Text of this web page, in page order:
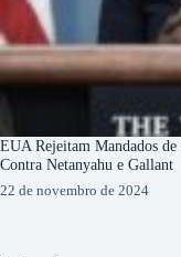
EUA Rejeitam Mandados
Contra Netanyahu e Gallant
22 de novembro de 2024